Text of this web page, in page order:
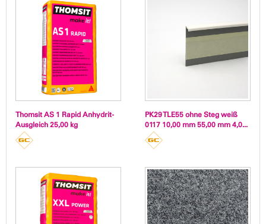
Thomsit AS 1 Rapid Anhydrit-
Ausgleich 25,00 kg
PK29 TLE55 ohne Steg weiß
0117 10,00 mm 55,00 mm 4,0...